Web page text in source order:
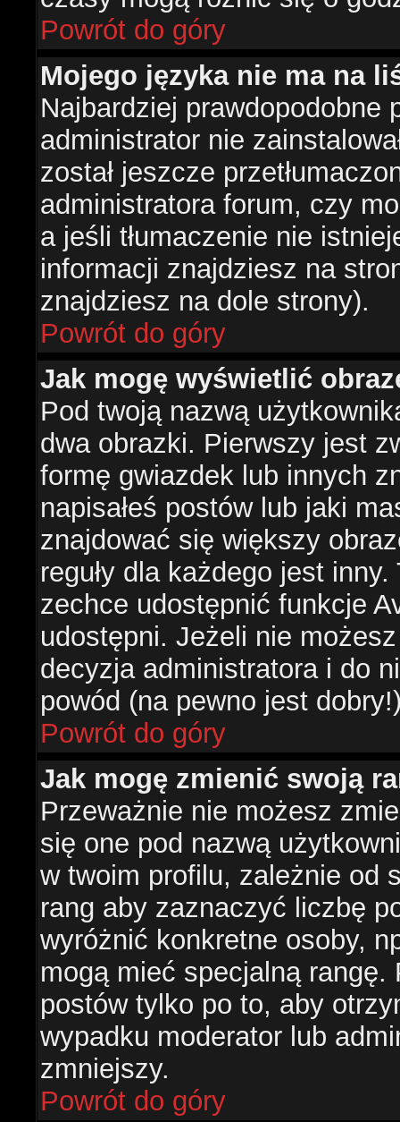
Powrót do góry
Mojego języka nie ma na
Najbardziej prawdopodobne
administrator nie
został jeszcze
administratora forum, czy
a jeśli tłumaczenie nie
informacji znajdziesz na
znajdziesz na dole strony).
Powrót do góry
Jak mogę wyświetlić
Pod twoją nazwą
dwa obrazki. Pierwszy jest
formę gwiazdek lub innych
napisałeś postów lub jaki
znajdować się większy
reguły dla każdego jest
zechce udostępnić funkcje
udostępni. Jeżeli nie
decyzja administratora i do
powód (na pewno jest
Powrót do góry
Jak mogę zmienić swoją
Przeważnie nie możesz
się one pod nazwą
w twoim profilu, zależnie od
rang aby zaznaczyć liczbę
wyróżnić konkretne osoby,
mogą mieć specjalną
postów tylko po to, aby
wypadku moderator lub
zmniejszy.
Powrót do góry